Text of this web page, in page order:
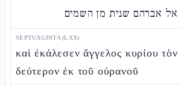
אל אברהם שנית מן השמים
SEPTUAGINTA (LXX)
καὶ ἐκάλεσεν ἄγγελος κυρίου
δεύτερον ἐκ τοῦ οὐρανοῦ